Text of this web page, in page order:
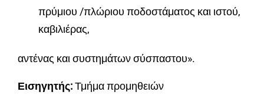
πρύμιου /πλώριου ποδοστάματος και ιστού,
καβιλιέρας,
αντένας και συστημάτων σύσπαστου».
Εισηγητής:Τμήμα προμηθειών